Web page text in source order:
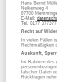
Hans Bernd
Nelkenweg 4
87700
E-Mail:
Tel. 0177
Recht auf
In vielen Fällen
Rechtmäßigkeit
Auskunft,
Im Rahmen des
falscher Daten
Rückfragen